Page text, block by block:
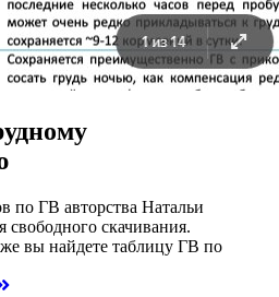
по ГВ авторства Натальи
свободного скачивания.
вы найдете таблицу ГВ по